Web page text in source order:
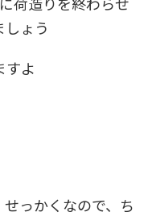
ょう
すよ
っかくなので、 ち